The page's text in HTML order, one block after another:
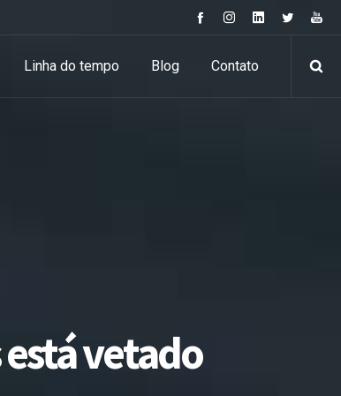
Linha do tempo Blog Contato
vetado